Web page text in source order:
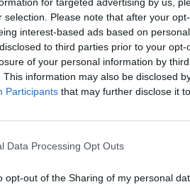
selection. Please note that after your
interest-based ads based on
to third parties prior to your
of your personal information by
This information may also be disclosed
Participants that may further disclose it
Data Processing Opt Outs
opt-out of the Sharing of my personal
nous, faites un don !
SOUTENIR